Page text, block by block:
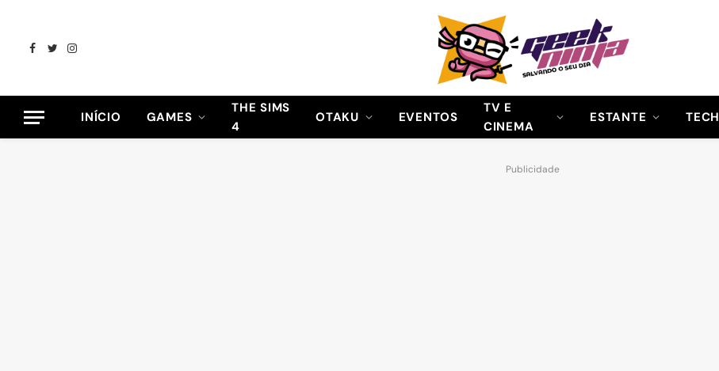
Facebook
TwitterInstagram
INÍCIO GAMES
THE SIMS
4
OTAKU EVENTOS
TV E
CINEMA
ESTANTE TECH
Publicidade